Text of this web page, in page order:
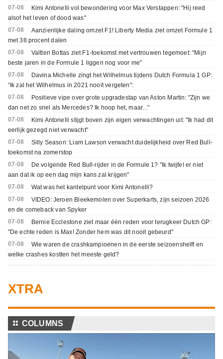
07-08
Kimi Antonelli vol bewondering voor Max Verstappen: "Hij reed
alsof het leven of dood was"
07-08
Aanzienlijke daling omzet F1! Liberty Media ziet omzet Formule 1
met 38 procent dalen
07-08
Valtteri Bottas ziet F1-toekomst met vertrouwen tegemoet: "Mijn
beste jaren in de Formule 1 liggen nog voor me"
07-08
Davina Michelle zingt het Wilhelmus tijdens Dutch Formula 1 GP:
“Ik zal het Wilhelmus in 2021 nooit vergeten":
07-08
Positieve vipe over grote upgradestap van Aston Martin: "Zijn we
dan net zo snel als Mercedes? Ik hoop het, maar..."
07-08
Kimi Antonelli stijgt boven zijn eigen verwachtingen uit: "Ik had dit
eerlijk gezegd niet verwacht"
07-08
Silly Season: Liam Lawson verwacht duidelijkheid over Red Bull-
toekomst na zomerstop
07-08
De volgende Red Bull-rijder in de Formule 1? "Ik twijfel er niet
aan dat ik op een dag mijn kans zal krijgen"
07-08
Wat was het kantelpunt voor Kimi Antonelli?
07-08
VIDEO: Jeroen Bleekemolen over Superkarts, zijn seizoen 2026
en de comeback van Spyker
07-08
Bernie Ecclestone ziet maar één reden voor terugkeer Dutch GP:
"De echte reden is Max! Zonder hem was dit nooit gebeurd"
07-08
Wie waren de crashkampioenen in de eerste seizoenshelft en
welke crashes kostten het meeste geld?
XTRA
⚏ COLUMNS